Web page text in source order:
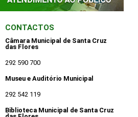
CONTACTOS
Câmara Municipal de Santa Cruz
das Flores
292 590 700
Museu e Auditório Municipal
292 542 119
Biblioteca Municipal de Santa Cruz